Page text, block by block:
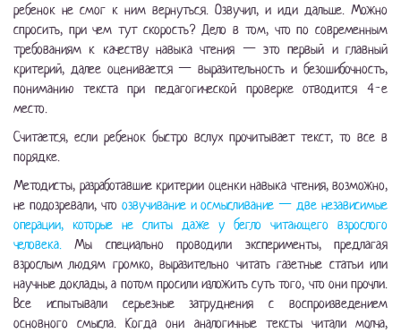
ребенок не смог к ним вернуться. Озвучил, и иди дальше. Можно
спросить, при чем тут скорость? Дело в том, что по современным
требованиям к качеству навыка чтения — это первый и главный
критерий, далее оценивается — выразительность и безошибочность,
пониманию текста при педагогической проверке отводится 4-е
место.
Считается, если ребенок быстро вслух прочитывает текст, то все в
порядке.
Методисты, разработавшие критерии оценки навыка чтения, возможно,
не подозревали, что озвучивание и осмысливание — две независимые
операции, которые не слиты даже у бегло читающего взрослого
человека. Мы специально проводили эксперименты, предлагая
взрослым людям громко, выразительно читать газетные статьи или
научные доклады, а потом просили изложить суть того, что они прочли.
Все испытывали серьезные затруднения с воспроизведением
основного смысла. Когда они аналогичные тексты читали молча,